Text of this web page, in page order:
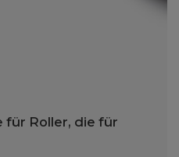
für Roller, die für